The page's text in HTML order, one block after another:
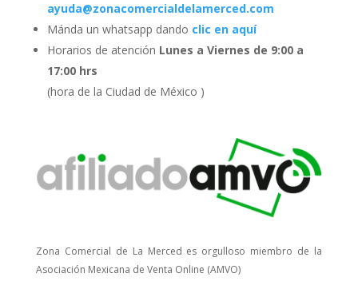
ayuda@zonacomercialdelamerced.com
Mánda un whatsapp dando clic en aquí
Horarios de atención Lunes a Viernes de 9:00 a
17:00 hrs
(hora de la Ciudad de México )
Zona Comercial de La Merced es orgulloso miembro de la
Asociación Mexicana de Venta Online (AMVO)